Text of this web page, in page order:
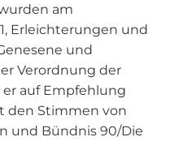
am
Erleichterungen und
und
Verordnung der
auf Empfehlung
den Stimmen von
und Bündnis 90/Die